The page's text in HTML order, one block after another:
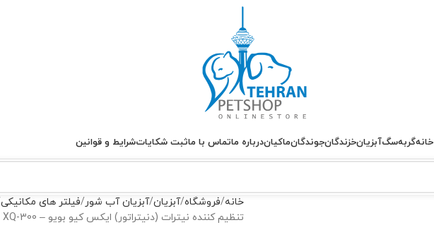
خانهگربهسگآبزیانخزندگانجوندگانماکیاندرباره ماتماس با ماثبت شکایاتشرایط و قوانین
خانه فروشگاه آبزیان آبزیان آب شور فیلتر های مکانیکی
تنظیم کننده نیترات (دنیتراتور) ایکس کیو بویو – BOYU XQ-300